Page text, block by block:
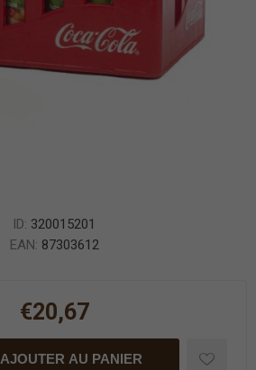
ID: 320015201
EAN: 87303612
€20,67
AJOUTER AU PANIER